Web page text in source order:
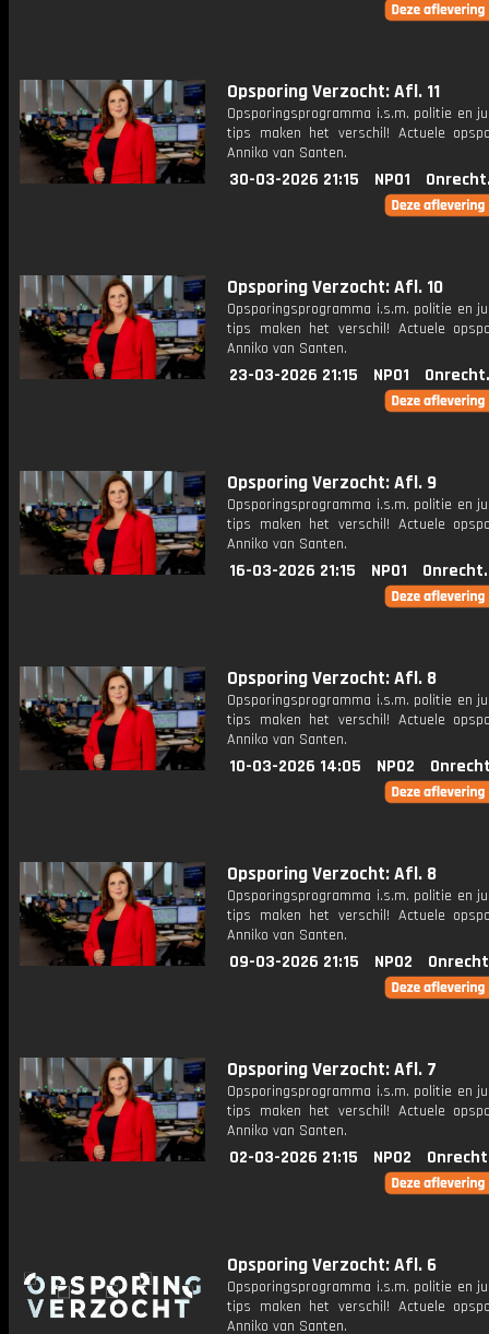
Opsporing Verzocht: Afl. 11
Opsporingsprogramma i.s.m. politie en
tips maken het verschil! Actuele
Anniko van Santen.
30-03-2026 21:15 NPO1
Opsporing Verzocht: Afl. 10
Opsporingsprogramma i.s.m. politie en
tips maken het verschil! Actuele
Anniko van Santen.
23-03-2026 21:15 NPO1
Opsporing Verzocht: Afl. 9
Opsporingsprogramma i.s.m. politie en
tips maken het verschil! Actuele
Anniko van Santen.
16-03-2026 21:15 NPO1
Opsporing Verzocht: Afl. 8
Opsporingsprogramma i.s.m. politie en
tips maken het verschil! Actuele
Anniko van Santen.
10-03-2026 14:05 NPO2
Opsporing Verzocht: Afl. 8
Opsporingsprogramma i.s.m. politie en
tips maken het verschil! Actuele
Anniko van Santen.
09-03-2026 21:15 NPO2
Opsporing Verzocht: Afl. 7
Opsporingsprogramma i.s.m. politie en
tips maken het verschil! Actuele
Anniko van Santen.
02-03-2026 21:15 NPO2
Opsporing Verzocht: Afl. 6
Opsporingsprogramma i.s.m. politie en
tips maken het verschil! Actuele
Anniko van Santen.